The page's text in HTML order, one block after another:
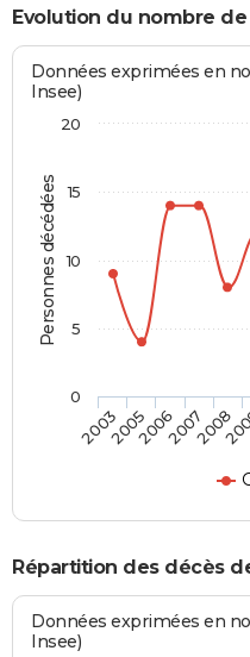
Evolution du nombre de
Personnes décédées
Données exprimées en
Insee)
20032005200620072008
0
5
10
15
20
Répartition des décès
Données exprimées en
Insee)